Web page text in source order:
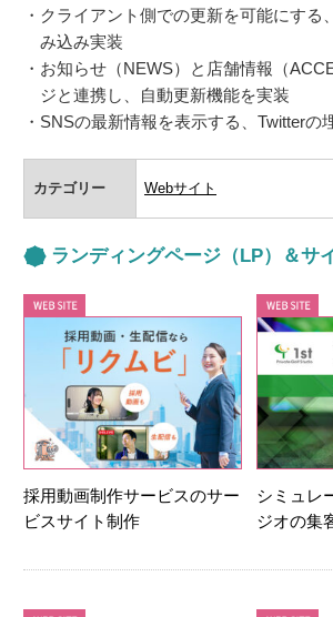
クライアント側での更新を可能にする
み込み実装
お知らせ（NEWS）と店舗情報（
ジと連携し、自動更新機能を実装
SNSの最新情報を表示する、Twitterの
カテゴリー Webサイト
ランディングページ（LP）＆サ
採用動画制作サービスのサー
ビスサイト制作
シミュレ
ジオの集